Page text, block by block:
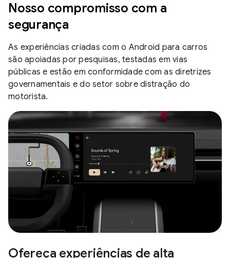
Nosso compromisso com a
segurança
As experiências criadas com o Android para carros
são apoiadas por pesquisas, testadas em vias
públicas e estão em conformidade com as diretrizes
governamentais e do setor sobre distração do
motorista.
Ofereça experiências de alta